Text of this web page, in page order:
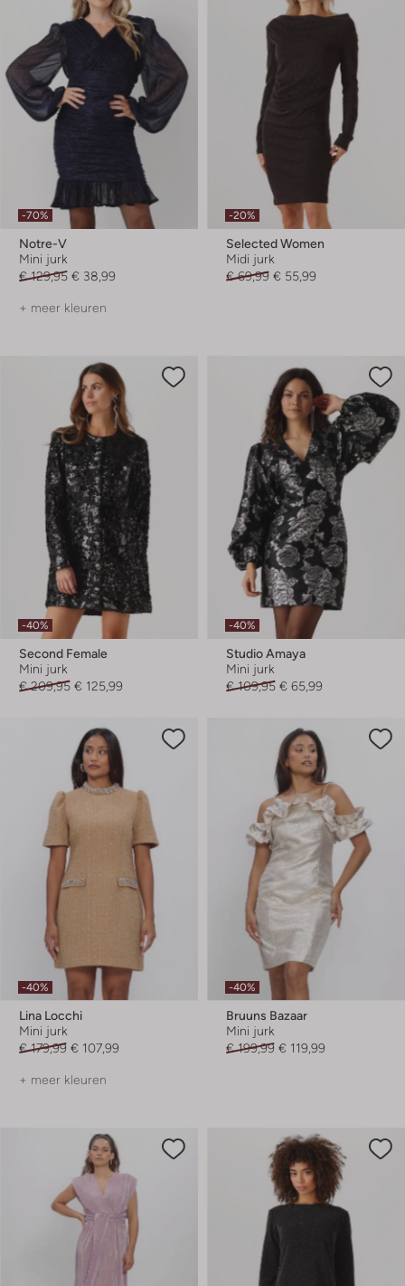
-70%
Notre-V
Mini jurk
€ 129,95 € 38,99
+ meer kleuren
-20%
Selected Women
Midi jurk
€ 69,99 € 55,99
-40%
Second Female
Mini jurk
€ 209,95 € 125,99
-40%
Studio Amaya
Mini jurk
€ 109,95 € 65,99
-40%
Lina Locchi
Mini jurk
€ 179,99 € 107,99
+ meer kleuren
-40%
Bruuns Bazaar
Mini jurk
€ 199,99 € 119,99